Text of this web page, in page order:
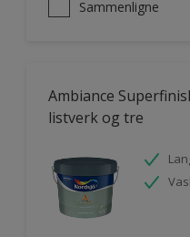
Sammenligne
Ambiance
listverk og tre